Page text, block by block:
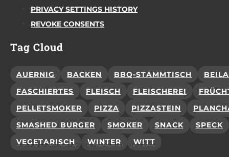
PRIVACY SETTINGS HISTORY
REVOKE CONSENTS
Tag Cloud
AUERNIG BACKEN BBQ-STAMMTISCH
FASCHIERTES
FLEISCH FLEISCHEREI
PELLETSMOKER
PIZZA PIZZASTEIN
SMASHED BURGER
SMOKER SNACK
SPECK
VEGETARISCH
WINTER WITT